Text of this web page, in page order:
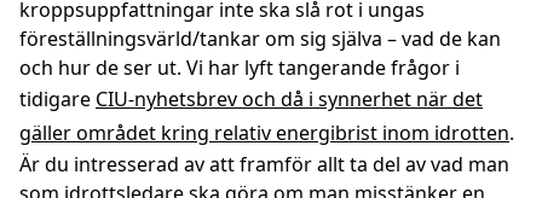
kroppsuppfattningar inte ska slå rot i ungas
föreställningsvärld/tankar om sig själva – vad de kan
och hur de ser ut. Vi har lyft tangerande frågor i
tidigare CIU-nyhetsbrev och då i synnerhet när det
gäller området kring relativ energibrist inom idrotten.
Är du intresserad av att framför allt ta del av vad man